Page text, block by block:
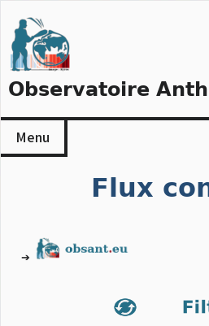
to
content
Observatoire
Menu
Flux
➔